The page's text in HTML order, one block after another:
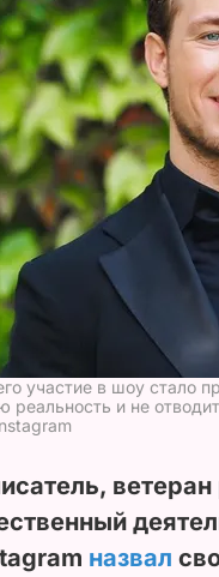
участие в шоу стало
реальность и не
назвал